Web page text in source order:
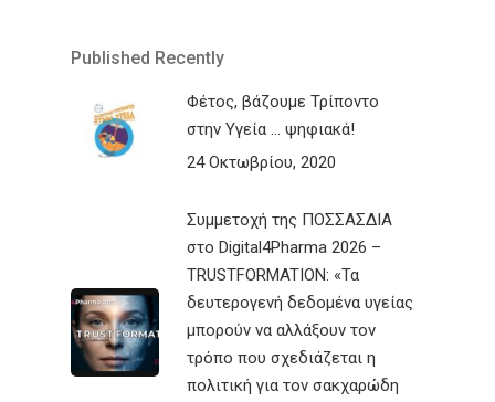
Published Recently
Φέτος, βάζουμε Τρίποντο
στην Υγεία … ψηφιακά!
24 Οκτωβρίου, 2020
Συμμετοχή της ΠΟΣΣΑΣΔΙΑ
στο Digital4Pharma 2026 –
TRUSTFORMATION: «Τα
δευτερογενή δεδομένα υγείας
μπορούν να αλλάξουν τον
τρόπο που σχεδιάζεται η
πολιτική για τον σακχαρώδη